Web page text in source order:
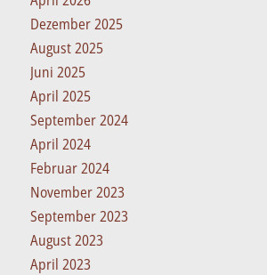
Dezember 2025
August 2025
Juni 2025
April 2025
September 2024
April 2024
Februar 2024
November 2023
September 2023
August 2023
April 2023